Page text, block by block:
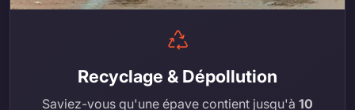
Recyclage & Dépollution
Saviez-vous qu'une épave contient jusqu'à 10